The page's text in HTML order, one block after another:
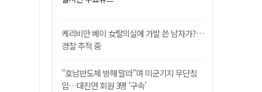
케리비안 베이 女탈의실에 가발 쓴 남자가?…
경찰 추적 중
"호남반도체 방해 말라"며 미군기지 무단침
입…대진연 회원 3명 '구속'